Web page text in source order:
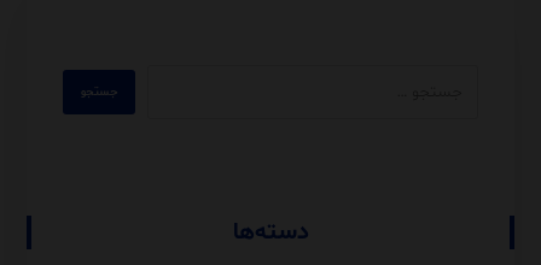
دسته‌ها